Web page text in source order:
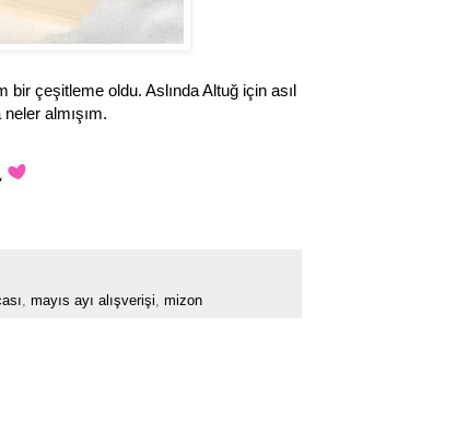
bir çeşitleme oldu. Aslında Altuğ için asıl
almışım.
, mayıs ayı alışverişi, mizon